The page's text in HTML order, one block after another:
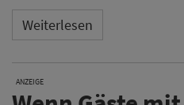
Weiterlesen
ANZEIGE